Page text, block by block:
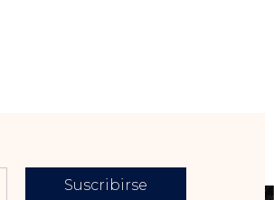
Suscribirse